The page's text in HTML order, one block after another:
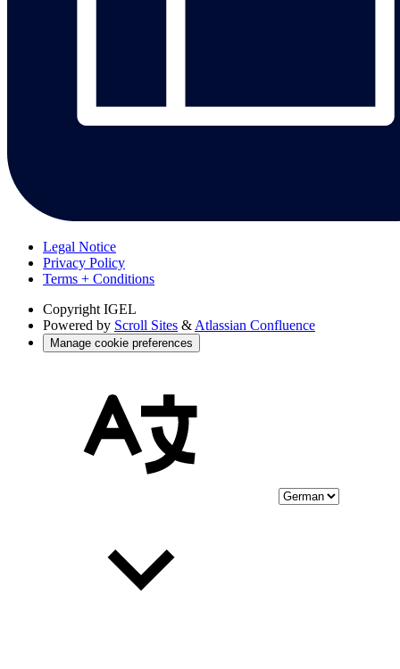
Legal Notice
Privacy Policy
Terms + Conditions
Copyright IGEL
Powered by Scroll Sites & Atlassian Confluence
Manage cookie preferences